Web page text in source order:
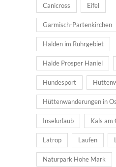
Canicross Eifel
Garmisch-Partenkirchen
Halden im Ruhrgebiet
Halde Prosper Haniel
Hundesport
Hüttenwanderungen in
Inselurlaub Kals am
Latrop Laufen
Naturpark Hohe Mark